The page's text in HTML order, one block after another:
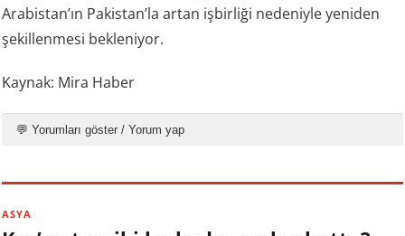
Arabistan’ın Pakistan’la artan işbirliği nedeniyle yeniden
şekillenmesi bekleniyor.
Kaynak: Mira Haber
💬 Yorumları göster / Yorum yap
ASYA